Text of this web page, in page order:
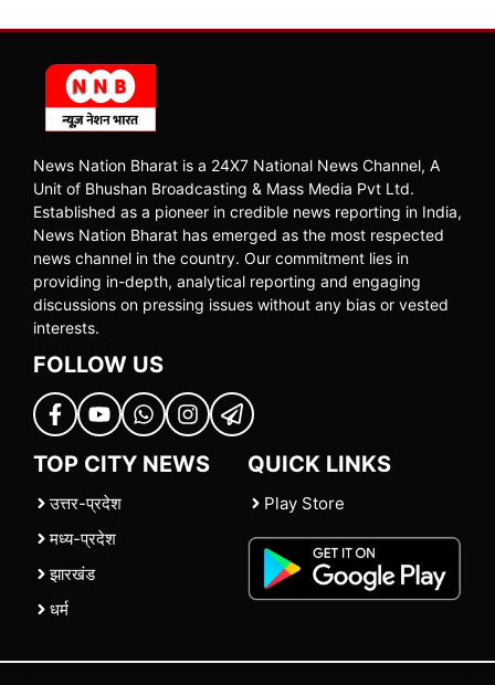
News Nation Bharat is a 24X7 National News Channel, A
Unit of Bhushan Broadcasting & Mass Media Pvt Ltd.
Established as a pioneer in credible news reporting in India,
News Nation Bharat has emerged as the most respected
news channel in the country. Our commitment lies in
providing in-depth, analytical reporting and engaging
discussions on pressing issues without any bias or vested
interests.
FOLLOW US
TOP CITY NEWS
उत्तर-प्रदेश
मध्य-प्रदेश
झारखंड
धर्म
QUICK LINKS
Play Store